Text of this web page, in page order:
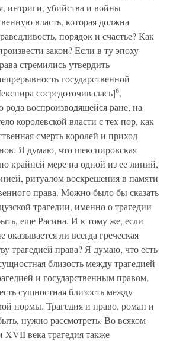
интриги, убийства и войны
власть, которая должна
порядок и счастье? Как
закон? Если в ту эпоху
стремились утвердить
государственной
сосредоточивалась]6,
рода воспроизводящейся ране, на
королевской власти с тех пор, как
смерть королей и приход
Я думаю, что шекспировская
крайней мере на одной из ее линий,
ритуалом воскрешения в памяти
права. Можно было бы сказать
трагедии, именно о трагедии
еще Расина. И к тому же, если
оказывается ли всегда греческая
трагедией права? Я думаю, что есть
близость между трагедией
и государственным правом,
сущностная близость между
нормы. Трагедия и право, роман и
нужно рассмотреть. Во всяком
века трагедия также